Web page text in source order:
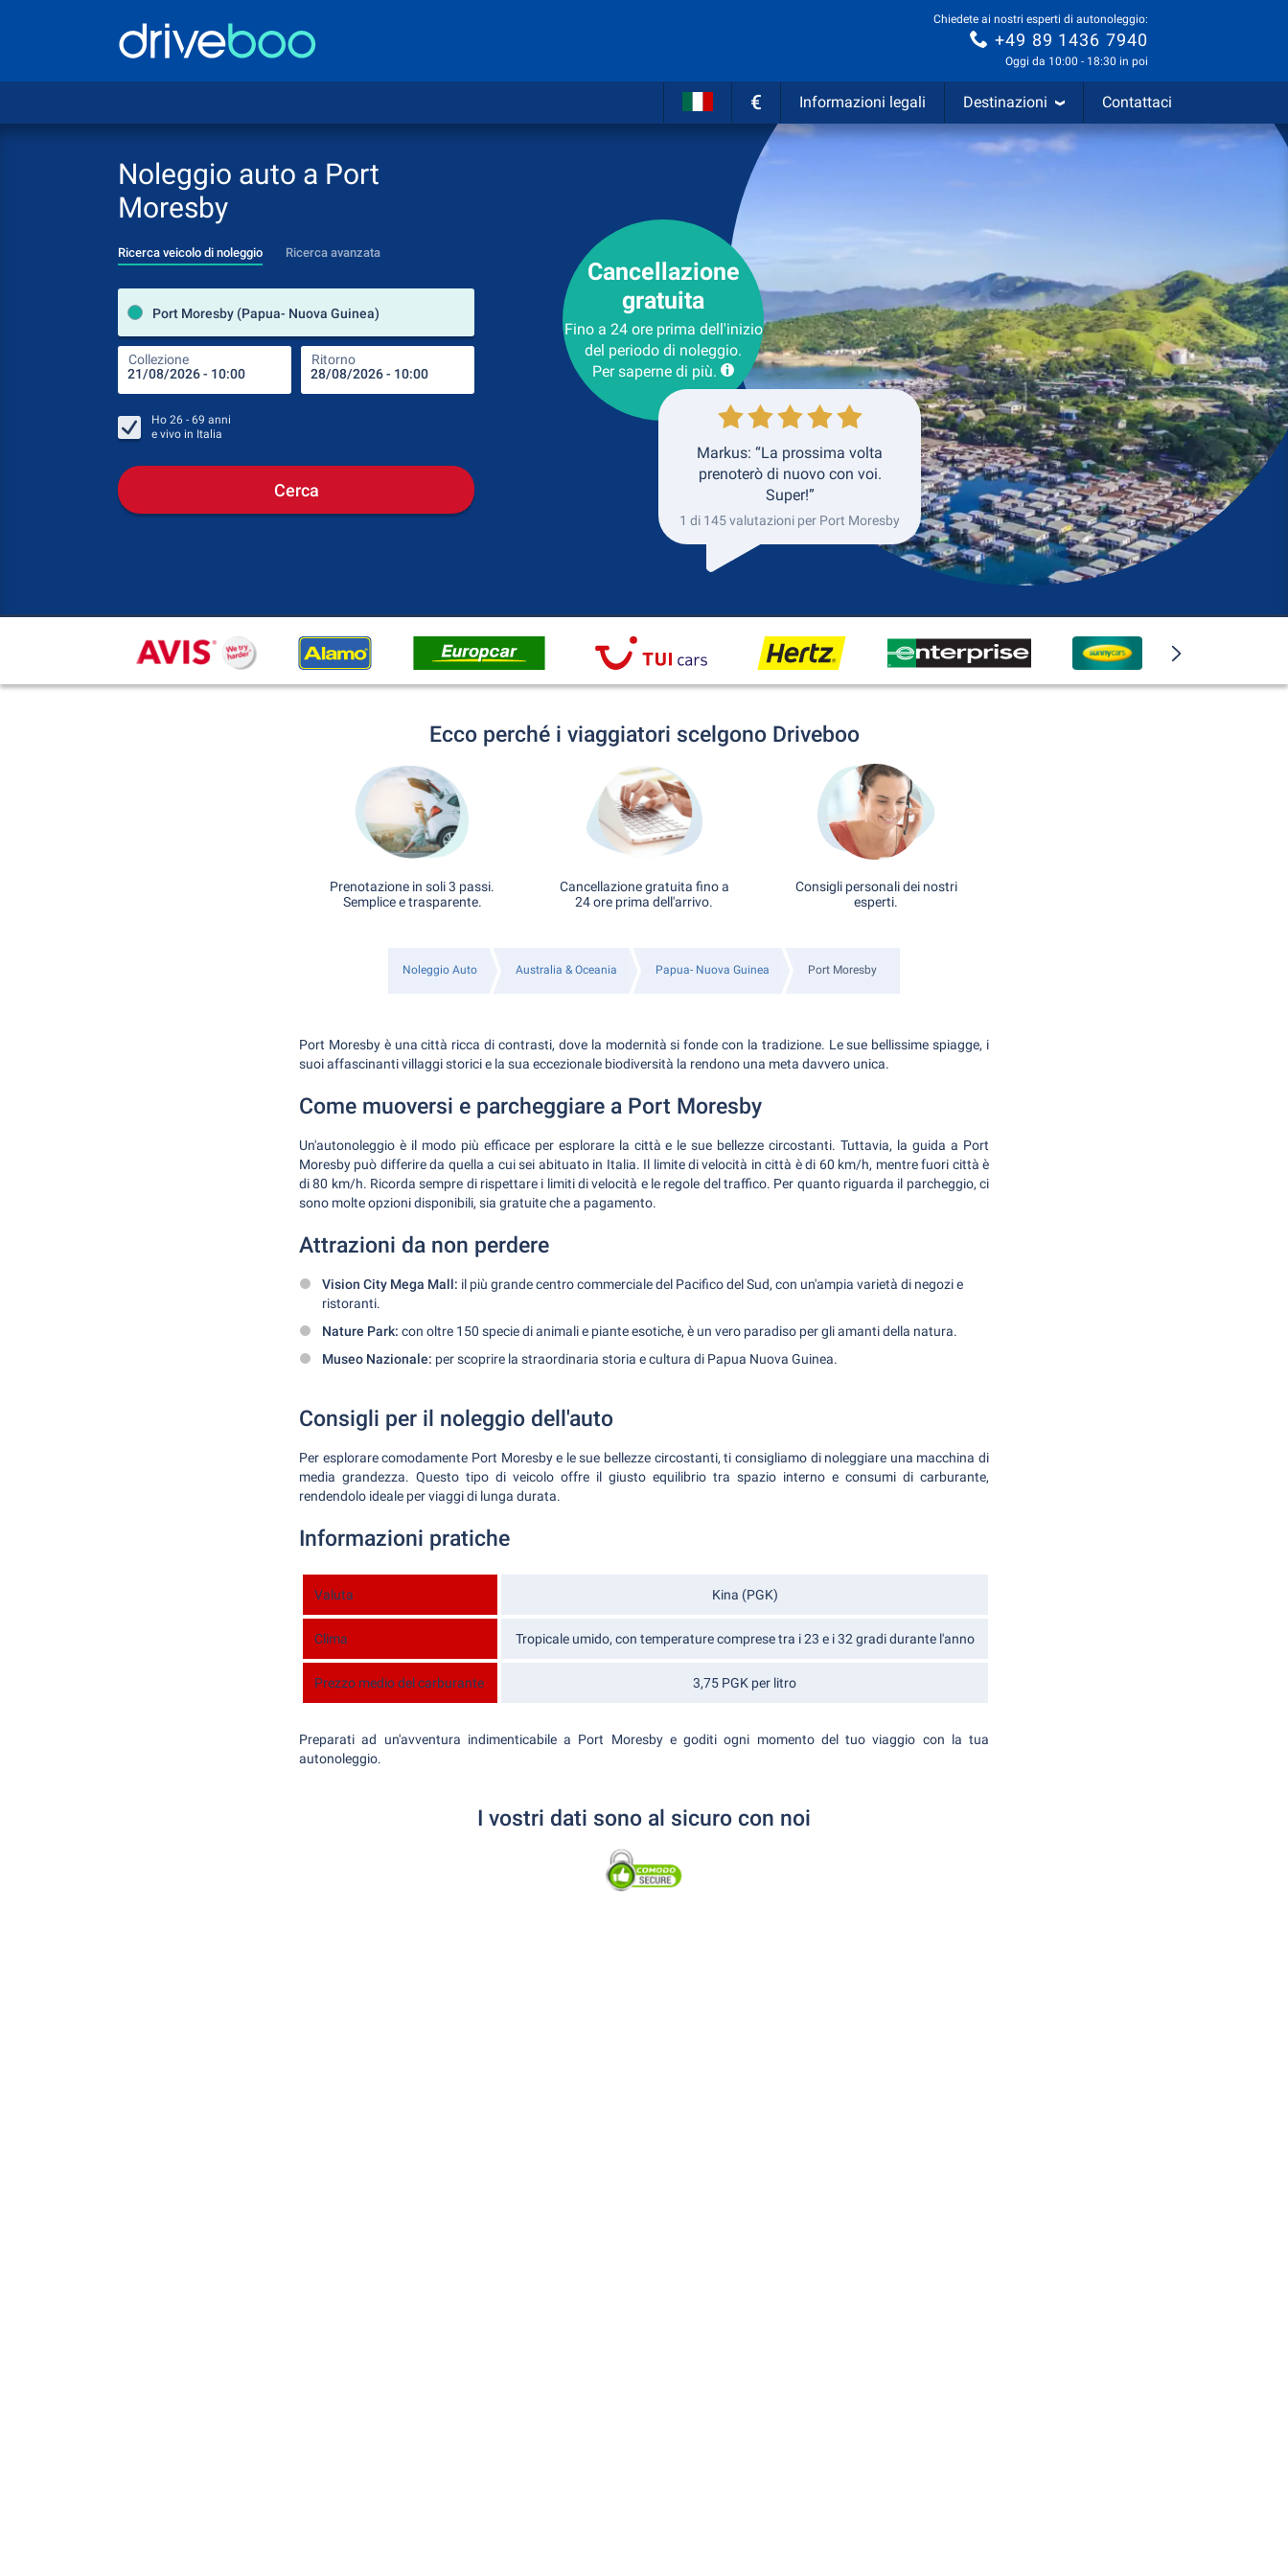
Chiedete ai nostri esperti di autonoleggio:
+49 89 1436 7940
Oggi da 10:00 - 18:30 in poi
€ Informazioni legali Destinazioni Contattaci
Noleggio auto a Port
Moresby
Ricerca veicolo di noleggio Ricerca avanzata
Port Moresby (Papua- Nuova Guinea)
Collezione Ritorno
Luogo del noleggio
Luogo di ritorno
Ho 26 - 69 anni
e vivo in Italia
Cerca
Cancellazione
gratuita
Fino a 24 ore prima dell'inizio
del periodo di noleggio.
Per saperne di più.
Markus: “La prossima volta
prenoterò di nuovo con voi.
Super!”
1 di 145 valutazioni per Port Moresby
Ecco perché i viaggiatori scelgono Driveboo
Prenotazione in soli 3 passi.
Semplice e trasparente.
Cancellazione gratuita fino a
24 ore prima dell'arrivo.
Consigli personali dei nostri
esperti.
Noleggio Auto Australia & Oceania Papua- Nuova Guinea Port Moresby
Port Moresby è una città ricca di contrasti, dove la modernità si fonde con la tradizione. Le sue bellissime spiagge, i
suoi affascinanti villaggi storici e la sua eccezionale biodiversità la rendono una meta davvero unica.
Come muoversi e parcheggiare a Port Moresby
Un'autonoleggio è il modo più efficace per esplorare la città e le sue bellezze circostanti. Tuttavia, la guida a Port
Moresby può differire da quella a cui sei abituato in Italia. Il limite di velocità in città è di 60 km/h, mentre fuori città è
di 80 km/h. Ricorda sempre di rispettare i limiti di velocità e le regole del traffico. Per quanto riguarda il parcheggio, ci
sono molte opzioni disponibili, sia gratuite che a pagamento.
Attrazioni da non perdere
Vision City Mega Mall: il più grande centro commerciale del Pacifico del Sud, con un'ampia varietà di negozi e
ristoranti.
Nature Park: con oltre 150 specie di animali e piante esotiche, è un vero paradiso per gli amanti della natura.
Museo Nazionale: per scoprire la straordinaria storia e cultura di Papua Nuova Guinea.
Consigli per il noleggio dell'auto
Per esplorare comodamente Port Moresby e le sue bellezze circostanti, ti consigliamo di noleggiare una macchina di
media grandezza. Questo tipo di veicolo offre il giusto equilibrio tra spazio interno e consumi di carburante,
rendendolo ideale per viaggi di lunga durata.
Informazioni pratiche
Valuta Kina (PGK)
Clima Tropicale umido, con temperature comprese tra i 23 e i 32 gradi durante l'anno
Prezzo medio del carburante 3,75 PGK per litro
Preparati ad un'avventura indimenticabile a Port Moresby e goditi ogni momento del tuo viaggio con la tua
autonoleggio.
I vostri dati sono al sicuro con noi